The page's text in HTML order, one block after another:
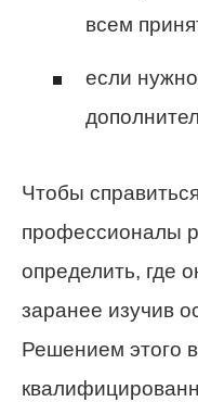
всем
если
Чтобы
профессионалы
определить, где
заранее изучив
Решением этого